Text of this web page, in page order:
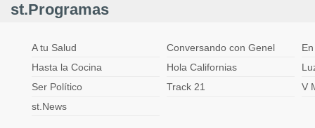
st.Programas
A tu Salud Conversando con Genel
Hasta la Cocina
Hola Californias
Ser Político
Track 21
V
st.News